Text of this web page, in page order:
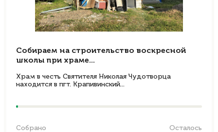
Собираем на строительство воскресной
школы при храме...
Храм в честь Святителя Николая Чудотворца
находится в пгт. Крапивинский...
Собрано Осталось